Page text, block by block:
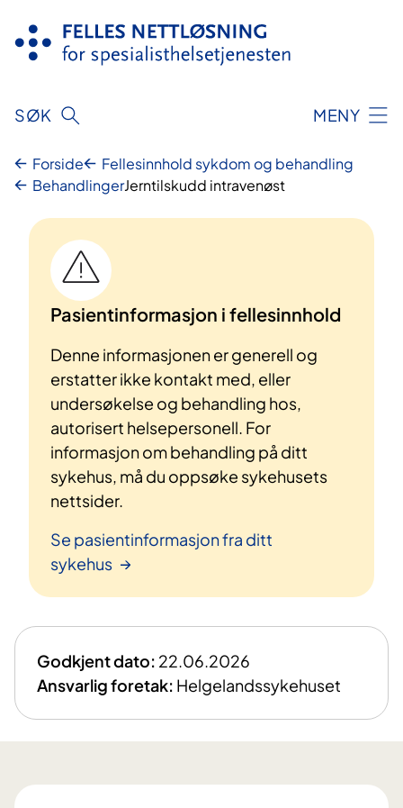
innhold
SØK MENY
Forside
Fellesinnhold sykdom og behandling
BehandlingerJerntilskudd intravenøst
Pasientinformasjon i fellesinnhold
Denne informasjonen er generell og
erstatter ikke kontakt med, eller
undersøkelse og behandling hos,
autorisert helsepersonell. For
informasjon om behandling på ditt
sykehus, må du oppsøke sykehusets
nettsider.
Se pasientinformasjon fra ditt
sykehus
Godkjent dato: 22.06.2026
Ansvarlig foretak: Helgelandssykehuset